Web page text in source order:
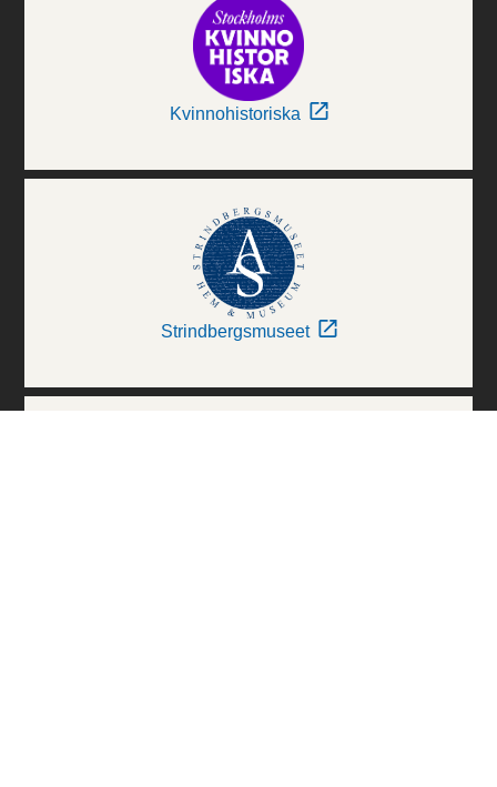
Kvinnohistoriska
Strindbergsmuseet